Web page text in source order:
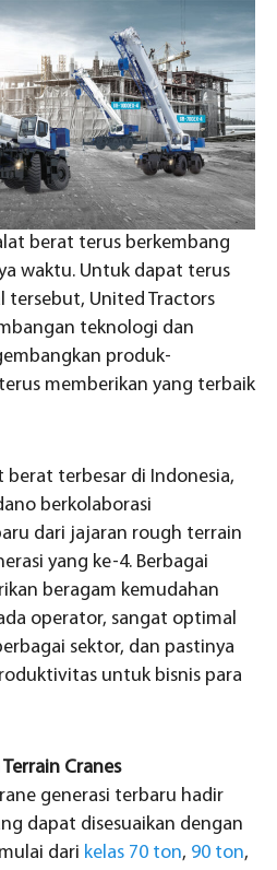
berat terus berkembang
waktu. Untuk dapat terus
tersebut, United Tractors
teknologi dan
produk-
memberikan yang terbaik
terbesar di Indonesia,
berkolaborasi
dari jajaran rough terrain
yang ke-4. Berbagai
beragam kemudahan
operator, sangat optimal
sektor, dan pastinya
untuk bisnis para
Cranes
generasi terbaru hadir
dapat disesuaikan dengan
dari kelas 70 ton, 90 ton,